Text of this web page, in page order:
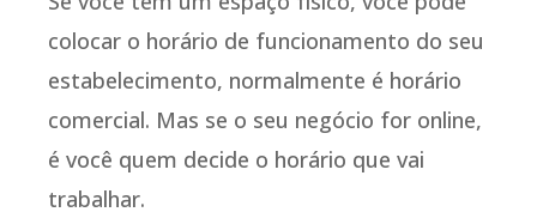
colocar o horário de funcionamento do seu
estabelecimento, normalmente é horário
comercial. Mas se o seu negócio for online,
é você quem decide o horário que vai
trabalhar.